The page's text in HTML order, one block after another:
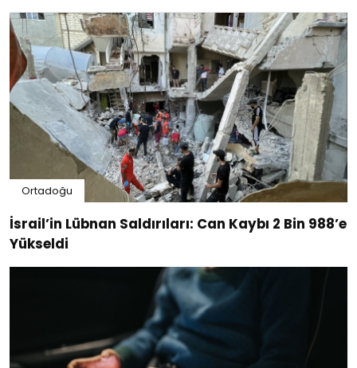
Ortadoğu
İsrail’in Lübnan Saldırıları: Can Kaybı 2 Bin 988’e
Yükseldi